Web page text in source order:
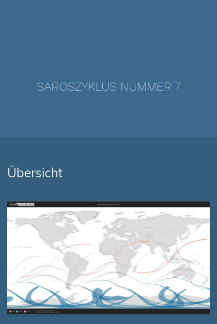
SAROSZYKLUS NUMMER 7
Übersicht